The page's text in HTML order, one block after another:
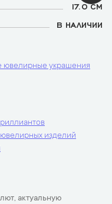
17.0 СМ
В НАЛИЧИИ
ювелирные украшения
изделий
актуальную